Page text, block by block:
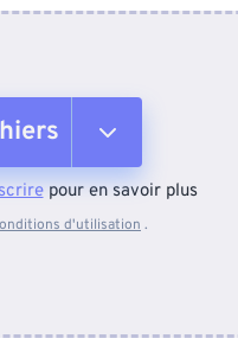
pour en savoir plus
d'utilisation .